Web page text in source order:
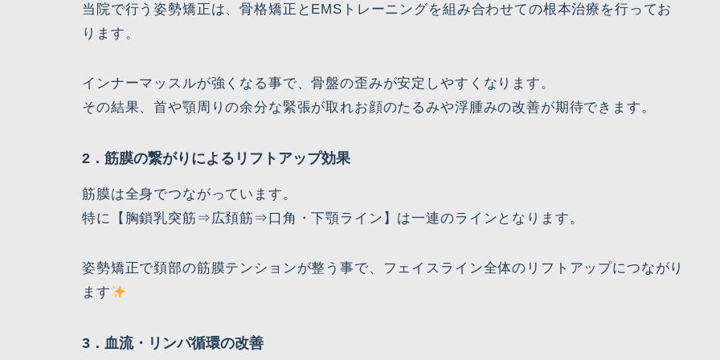
当院で行う姿勢矯正は、骨格矯正とEMSトレーニングを組み合わせての根本治療を行ってお
ります。
インナーマッスルが強くなる事で、骨盤の歪みが安定しやすくなります。
その結果、首や顎周りの余分な緊張が取れお顔のたるみや浮腫みの改善が期待できます。
2．筋膜の繋がりによるリフトアップ効果
筋膜は全身でつながっています。
特に【胸鎖乳突筋⇒広頚筋⇒口角・下顎ライン】は一連のラインとなります。
姿勢矯正で頚部の筋膜テンションが整う事で、フェイスライン全体のリフトアップにつながり
ます
3．血流・リンパ循環の改善